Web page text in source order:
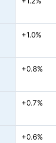
+1.0%
+0.8%
+0.7%
+0.6%